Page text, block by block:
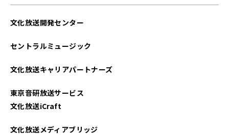
文化放送開発センター
セントラルミュージック
文化放送キャリアパートナーズ
東京音研放送サービス
文化放送iCraft
文化放送メディアブリッジ